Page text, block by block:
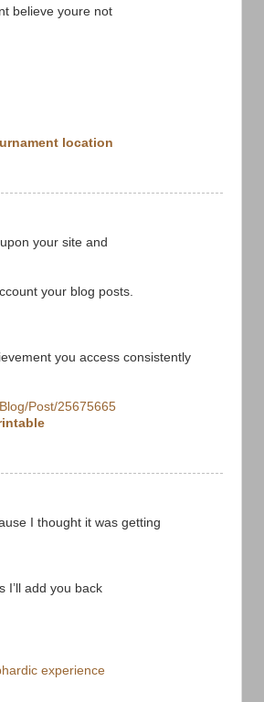
believe youre not
location
your site and
your blog posts.
you access consistently
Post/25675665
I thought it was getting
I’ll add you back
experience